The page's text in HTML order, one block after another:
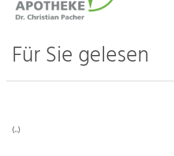
Für Sie gelesen
(..)